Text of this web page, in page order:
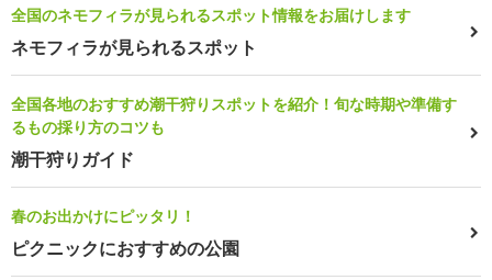
全国のネモフィラが見られるスポット情報をお届けします
ネモフィラが見られるスポット
全国各地のおすすめ潮干狩りスポットを紹介！旬な時期や準備す
るもの採り方のコツも
潮干狩りガイド
春のお出かけにピッタリ！
ピクニックにおすすめの公園